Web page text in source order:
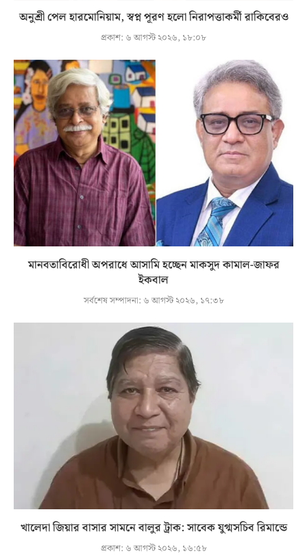
অনুশ্রী পেল হারমোনিয়াম, স্বপ্ন পূরণ হলো নিরাপত্তাকর্মী রাকিবেরও
প্রকাশ: ৬ আগস্ট ২০২৬, ১৮:০৮
মানবতাবিরোধী অপরাধে আসামি হচ্ছেন মাকসুদ কামাল-জাফর
ইকবাল
সর্বশেষ সম্পাদনা: ৬ আগস্ট ২০২৬, ১৭:৩৮
খালেদা জিয়ার বাসার সামনে বালুর ট্রাক: সাবেক যুগ্মসচিব রিমান্ডে
প্রকাশ: ৬ আগস্ট ২০২৬, ১৬:৫৮